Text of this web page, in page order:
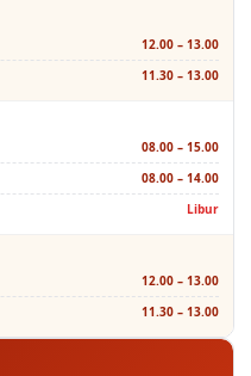
12.00 – 13.00
11.30 – 13.00
08.00 – 15.00
08.00 – 14.00
Libur
12.00 – 13.00
11.30 – 13.00